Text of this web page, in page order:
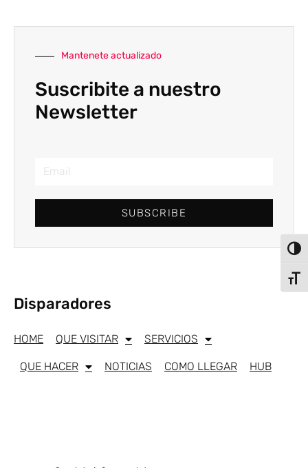
Mantenete actualizado
Suscribite a nuestro
Newsletter
SUBSCRIBE
Disparadores
HOME QUE VISITAR SERVICIOS
QUE HACER NOTICIAS COMO LLEGAR HUB